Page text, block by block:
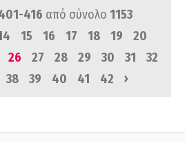
416 από σύνολο 1153
15 16 17 18 19
20
26 27 28 29 30 31
32
38 39 40 41 42 ›